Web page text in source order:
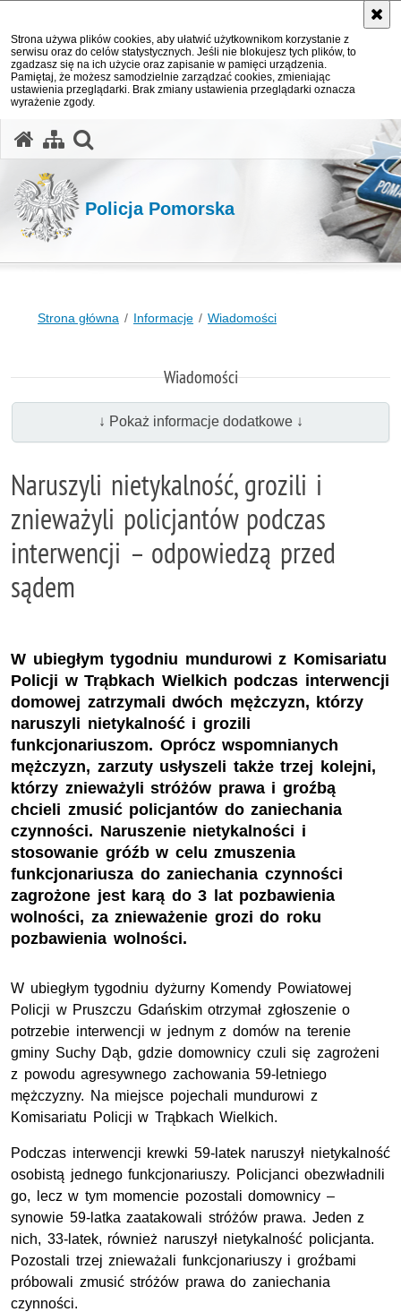
Strona używa plików cookies, aby ułatwić użytkownikom korzystanie z
serwisu oraz do celów statystycznych. Jeśli nie blokujesz tych plików, to
zgadzasz się na ich użycie oraz zapisanie w pamięci urządzenia.
Pamiętaj, że możesz samodzielnie zarządzać cookies, zmieniając
ustawienia przeglądarki. Brak zmiany ustawienia przeglądarki oznacza
wyrażenie zgody.
Policja Pomorska
Strona główna Informacje Wiadomości
Wiadomości
↓ Pokaż informacje dodatkowe ↓
Naruszyli nietykalność, grozili i
znieważyli policjantów podczas
interwencji – odpowiedzą przed
sądem
W ubiegłym tygodniu mundurowi z Komisariatu
Policji w Trąbkach Wielkich podczas interwencji
domowej zatrzymali dwóch mężczyzn, którzy
naruszyli nietykalność i grozili
funkcjonariuszom. Oprócz wspomnianych
mężczyzn, zarzuty usłyszeli także trzej kolejni,
którzy znieważyli stróżów prawa i groźbą
chcieli zmusić policjantów do zaniechania
czynności. Naruszenie nietykalności i
stosowanie gróźb w celu zmuszenia
funkcjonariusza do zaniechania czynności
zagrożone jest karą do 3 lat pozbawienia
wolności, za znieważenie grozi do roku
pozbawienia wolności.
W ubiegłym tygodniu dyżurny Komendy Powiatowej
Policji w Pruszczu Gdańskim otrzymał zgłoszenie o
potrzebie interwencji w jednym z domów na terenie
gminy Suchy Dąb, gdzie domownicy czuli się zagrożeni
z powodu agresywnego zachowania 59-letniego
mężczyzny. Na miejsce pojechali mundurowi z
Komisariatu Policji w Trąbkach Wielkich.
Podczas interwencji krewki 59-latek naruszył nietykalność
osobistą jednego funkcjonariuszy. Policjanci obezwładnili
go, lecz w tym momencie pozostali domownicy –
synowie 59-latka zaatakowali stróżów prawa. Jeden z
nich, 33-latek, również naruszył nietykalność policjanta.
Pozostali trzej znieważali funkcjonariuszy i groźbami
próbowali zmusić stróżów prawa do zaniechania
czynności.